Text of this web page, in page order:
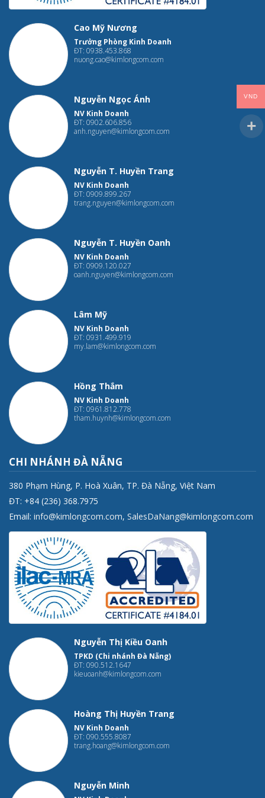
Cao Mỹ Nương
Trưởng Phòng Kinh Doanh
ĐT: 0938.453.868
nuong.cao@kimlongcom.com
Nguyễn Ngọc Ánh
NV Kinh Doanh
ĐT: 0902.606.856
anh.nguyen@kimlongcom.com
Nguyễn T. Huyền Trang
NV Kinh Doanh
ĐT: 0909.899.267
trang.nguyen@kimlongcom.com
Nguyễn T. Huyền Oanh
NV Kinh Doanh
ĐT: 0909.120.027
oanh.nguyen@kimlongcom.com
Lâm Mỹ
NV Kinh Doanh
ĐT: 0931.499.919
my.lam@kimlongcom.com
Hồng Thắm
NV Kinh Doanh
ĐT: 0961.812.778
tham.huynh@kimlongcom.com
CHI NHÁNH ĐÀ NẴNG
380 Phạm Hùng, P. Hoà Xuân, TP. Đà Nẵng, Việt Nam
ĐT: +84 (236) 368.7975
Email: info@kimlongcom.com, SalesDaNang@kimlongcom.com
Nguyễn Thị Kiều Oanh
TPKD (Chi nhánh Đà Nẵng)
ĐT: 090.512.1647
kieuoanh@kimlongcom.com
Hoàng Thị Huyền Trang
NV Kinh Doanh
ĐT: 090.555.8087
trang.hoang@kimlongcom.com
Nguyễn Minh
VND